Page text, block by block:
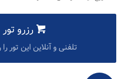
رزرو تور
تلفنی و آنلاین این تور را